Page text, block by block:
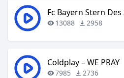
Fc Bayern Stern Des
13088 2958
Coldplay – WE PRAY
7985 2736